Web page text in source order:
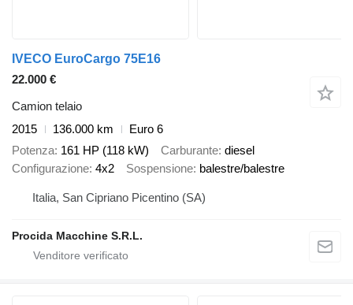
IVECO EuroCargo 75E16
22.000 €
Camion telaio
2015
136.000 km
Euro 6
Potenza 161 HP (118 kW) Carburante diesel
Configurazione 4x2 Sospensione balestre/balestre
Italia, San Cipriano Picentino (SA)
Procida Macchine S.R.L.